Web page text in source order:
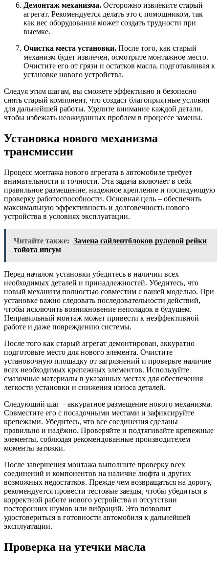
Демонтаж механизма. Осторожно извлеките старый
агрегат. Рекомендуется делать это с помощником, так
как вес оборудования может создать трудности при
выемке.
Очистка места установки. После того, как старый
механизм будет извлечен, осмотрите монтажное место.
Очистите его от грязи и остатков масла, подготавливая к
установке нового устройства.
Следуя этим шагам, вы сможете эффективно и безопасно
снять старый компонент, что создаст благоприятные условия
для дальнейшей работы. Уделите внимание каждой детали,
чтобы избежать неожиданных проблем в процессе замены.
Установка нового механизма
трансмиссии
Процесс монтажа нового агрегата в автомобиле требует
внимательности и точности. Эта задача включает в себя
правильное размещение, надежное крепление и последующую
проверку работоспособности. Основная цель – обеспечить
максимальную эффективность и долговечность нового
устройства в условиях эксплуатации.
Читайте также: Замена сайлентблоков рулевой рейки
тойота ипсум
Перед началом установки убедитесь в наличии всех
необходимых деталей и принадлежностей. Убедитесь, что
новый механизм полностью совместим с вашей моделью. При
установке важно следовать последовательности действий,
чтобы исключить возникновение неполадок в будущем.
Неправильный монтаж может привести к неэффективной
работе и даже повреждению системы.
После того как старый агрегат демонтирован, аккуратно
подготовьте место для нового элемента. Очистите
установочную площадку от загрязнений и проверьте наличие
всех необходимых крепежных элементов. Используйте
смазочные материалы в указанных местах для обеспечения
легкости установки и снижения износа деталей.
Следующий шаг – аккуратное размещение нового механизма.
Совместите его с посадочными местами и зафиксируйте
крепежами. Убедитесь, что все соединения сделаны
правильно и надёжно. Проверяйте и подтягивайте крепежные
элементы, соблюдая рекомендованные производителем
моменты затяжки.
После завершения монтажа выполните проверку всех
соединений и компонентов на наличие люфта и других
возможных недостатков. Прежде чем возвращаться на дорогу,
рекомендуется провести тестовые заезды, чтобы убедиться в
корректной работе нового устройства и отсутствии
посторонних шумов или вибраций. Это позволит
удостовериться в готовности автомобиля к дальнейшей
эксплуатации.
Проверка на утечки масла